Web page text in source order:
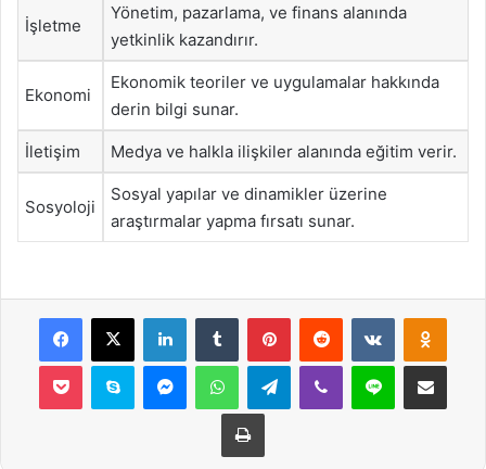
İşletme
Yönetim, pazarlama, ve finans alanında
yetkinlik kazandırır.
Ekonomi
Ekonomik teoriler ve uygulamalar hakkında
derin bilgi sunar.
İletişim Medya ve halkla ilişkiler alanında eğitim verir.
Sosyoloji
Sosyal yapılar ve dinamikler üzerine
araştırmalar yapma fırsatı sunar.
Facebook
X LinkedInTumblr PinterestReddit VKontakte
Pocket Skype MessengerWhatsAppTelegramViber Line E-Posta ile
Yazdır